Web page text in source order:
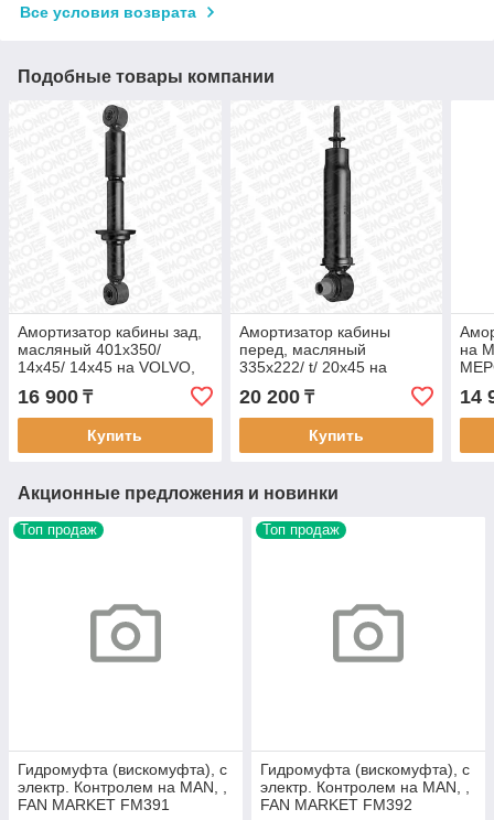
Все условия возврата
Подобные товары компании
Амортизатор кабины зад,
масляный 401x350/
14x45/ 14x45 на VOLVO,
CB0029
16 900 ₸
Купить
Амортизатор кабины
перед, масляный
335x222/ t/ 20x45 на
MONROE CB0039
20 200₸
Купить
на
14
Акционные предложения и новинки
Топ продаж
Гидромуфта (вискомуфта), с
электр. Контролем на MAN, ,
FAN MARKET FM391
Топ продаж
Гидромуфта (вискомуфта), с
электр. Контролем на MAN, ,
FAN MARKET FM392